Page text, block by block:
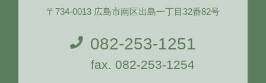
〒734-0013 広島市南区出島一丁目32番82号
082-253-1251
fax. 082-253-1254